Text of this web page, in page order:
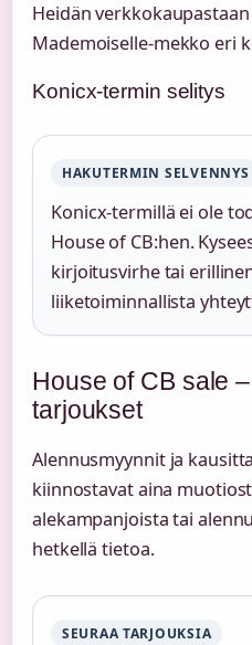
Heidän
Mademoiselle-mekko eri
Konicx-termin selitys
HAKUTERMIN SELVENNYS
Konicx-termillä ei ole
House of CB:hen.
kirjoitusvirhe tai
liiketoiminnallista
House of CB sale
tarjoukset
Alennusmyynnit ja
kiinnostavat aina
alekampanjoista tai
hetkellä tietoa.
SEURAA TARJOUKSIA